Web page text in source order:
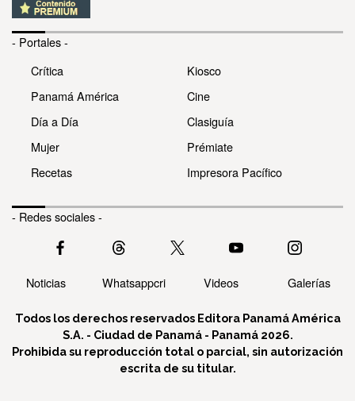
- Portales -
Crítica
Panamá América
Día a Día
Mujer
Recetas
Kiosco
Cine
Clasiguía
Prémiate
Impresora Pacífico
- Redes sociales -
Noticias Whatsappcri Videos Galerías
Todos los derechos reservados Editora Panamá América
S.A. - Ciudad de Panamá - Panamá 2026.
Prohibida su reproducción total o parcial, sin autorización
escrita de su titular.